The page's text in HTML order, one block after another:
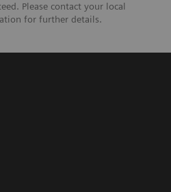
Please contact your local
for further details.